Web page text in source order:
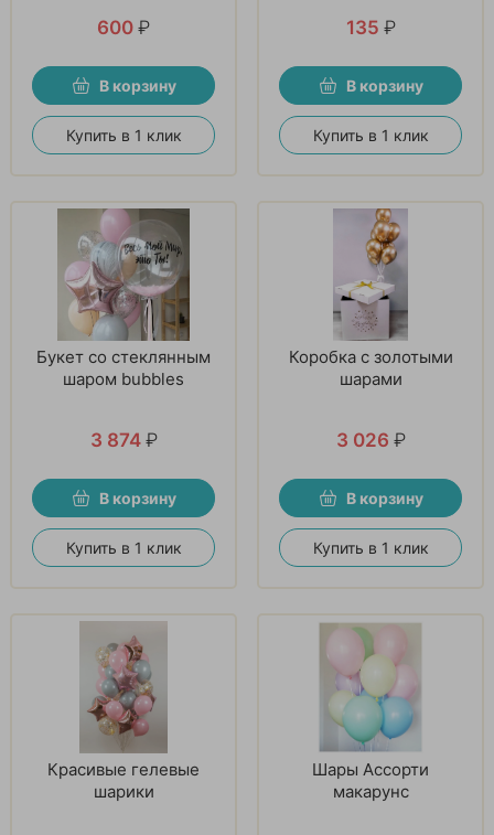
600 ₽
В корзину
Купить в 1 клик
135 ₽
В корзину
Купить в 1 клик
Букет со стеклянным
шаром bubbles
3 874 ₽
В корзину
Купить в 1 клик
Коробка с золотыми
шарами
3 026 ₽
В корзину
Купить в 1 клик
Красивые гелевые
шарики
Шары Ассорти
макарунс